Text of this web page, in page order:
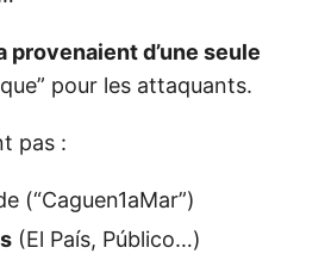
d’une seule
pour les attaquants.
pas :
(“Caguen1aMar”)
(El País, Público…)